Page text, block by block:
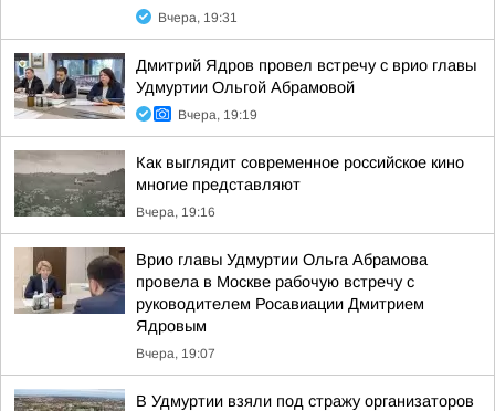
Вчера, 19:31
Дмитрий Ядров провел встречу с врио главы
Удмуртии Ольгой Абрамовой
Вчера, 19:19
Как выглядит современное российское кино
многие представляют
Вчера, 19:16
Врио главы Удмуртии Ольга Абрамова
провела в Москве рабочую встречу с
руководителем Росавиации Дмитрием
Ядровым
Вчера, 19:07
В Удмуртии взяли под стражу организаторов